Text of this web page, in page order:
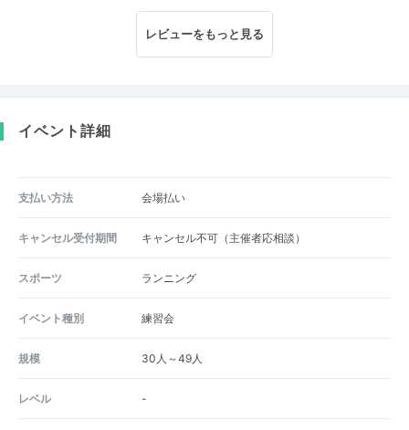
レビューをもっと見る
イベント詳細
支払い方法 会場払い
キャンセル受付期間 キャンセル不可（主催者応相談）
スポーツ ランニング
イベント種別 練習会
規模 30人～49人
レベル -